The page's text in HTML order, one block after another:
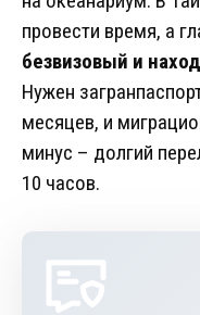
провести время, а
безвизовый и
Нужен
месяцев, и
минус – долгий
10 часов.